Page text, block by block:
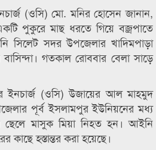
(ওসি) মো. মনির হোসেন জানান,
পুকুরে মাছ ধরতে গিয়ে বজ্রপাতে
সিলেট সদর উপজেলার খাদিমপাড়া
বাসিন্দা। গতকাল রোববার বেলা সাড়ে
ইনচার্জ (ওসি) উজায়ের আল মাহমুদ
পূর্ব ইসলামপুর ইউনিয়নের মধ্য
ছেলে মাসুক মিয়া নিহত হন। আইনি
কাছে হস্তান্তর করা হয়েছে।